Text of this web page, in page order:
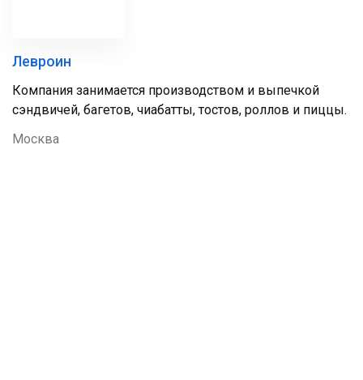
Левроин
Компания занимается производством и выпечкой
сэндвичей, багетов, чиабатты, тостов, роллов и пиццы.
Москва